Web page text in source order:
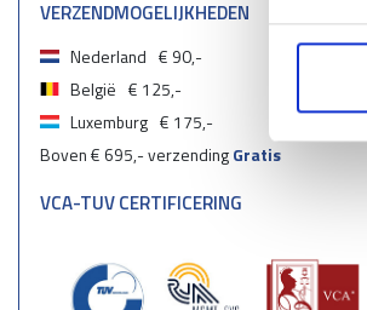
VERZENDMOGELIJKHEDEN
Nederland € 90,-
België € 125,-
Luxemburg € 175,-
Boven € 695,- verzendingGratis
VCA-TUV CERTIFICERING